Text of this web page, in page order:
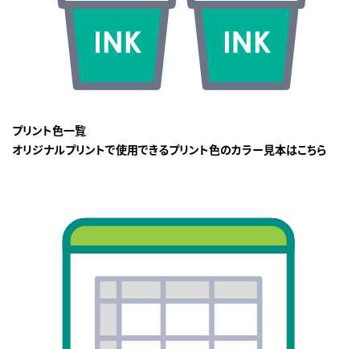
プリント色一覧
オリジナルプリントで使用できるプリント色のカラー見本はこちら